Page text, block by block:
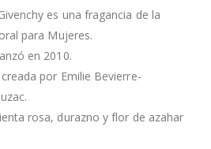
es una fragancia de la
para Mujeres.
en 2010.
por Emilie Bevierre-
rosa, durazno y flor de azahar